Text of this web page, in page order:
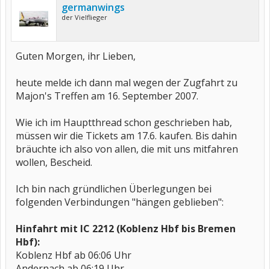
germanwings
der Vielflieger
Guten Morgen, ihr Lieben,
heute melde ich dann mal wegen der Zugfahrt zu
Majon's Treffen am 16. September 2007.
Wie ich im Hauptthread schon geschrieben hab,
müssen wir die Tickets am 17.6. kaufen. Bis dahin
bräuchte ich also von allen, die mit uns mitfahren
wollen, Bescheid.
Ich bin nach gründlichen Überlegungen bei
folgenden Verbindungen "hängen geblieben":
Hinfahrt mit IC 2212 (Koblenz Hbf bis Bremen
Hbf):
Koblenz Hbf ab 06:06 Uhr